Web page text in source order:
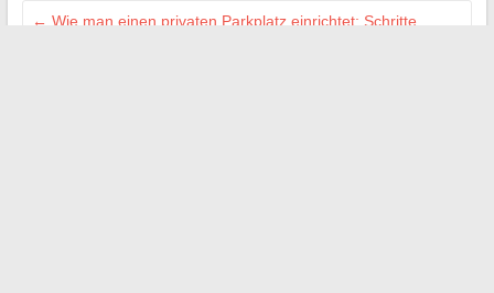
← Wie man einen privaten Parkplatz einrichtet: Schritte,